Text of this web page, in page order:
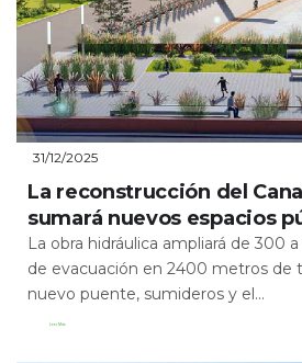
31/12/2025
La reconstrucción del
sumará nuevos espacios
La obra hidráulica ampliará de 300
de evacuación en 2400 metros de
nuevo puente, sumideros y el...
Leer Más